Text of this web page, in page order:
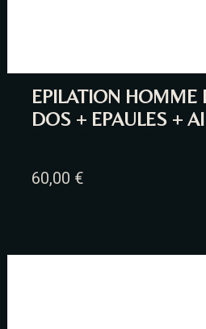
EPILATION HOMME
DOS + EPAULES +
60,00 €